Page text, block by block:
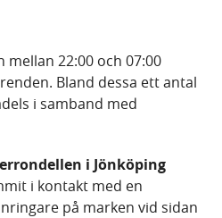
22:00 och 07:00
Bland dessa ett antal
i samband med
i Jönköping
i kontakt med en
på marken vid sidan